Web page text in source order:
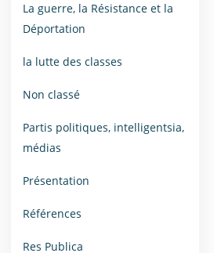
La guerre, la Résistance et la
Déportation
la lutte des classes
Non classé
Partis politiques, intelligentsia,
médias
Présentation
Références
Res Publica